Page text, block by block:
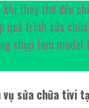
thay thế đều
quá trình sửa
chụp tem
sửa chữa tivi